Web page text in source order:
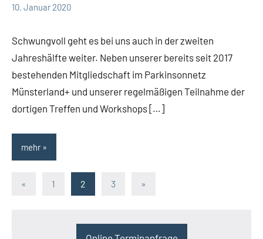
10. Januar 2020
Schwungvoll geht es bei uns auch in der zweiten
Jahreshälfte weiter. Neben unserer bereits seit 2017
bestehenden Mitgliedschaft im Parkinsonnetz
Münsterland+ und unserer regelmäßigen Teilnahme der
dortigen Treffen und Workshops […]
mehr
Beitragsnavigation
« Vorherige
1 2 3
Nächste
»